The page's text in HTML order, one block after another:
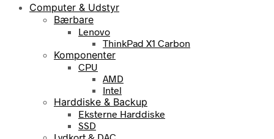
Computer & Udstyr
Bærbare
Lenovo
ThinkPad X1 Carbon
Komponenter
CPU
AMD
Intel
Harddiske & Backup
Eksterne Harddiske
SSD
Lydkort & DAC